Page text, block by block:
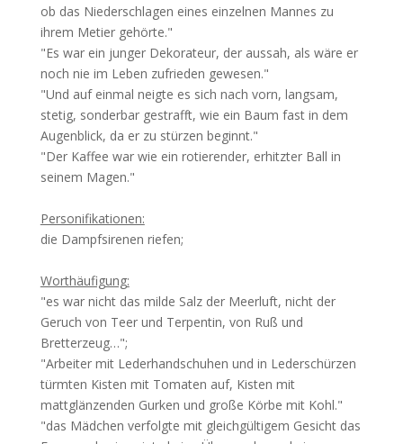
ob das Niederschlagen eines einzelnen Mannes zu
ihrem Metier gehörte."
"Es war ein junger Dekorateur, der aussah, als wäre er
noch nie im Leben zufrieden gewesen."
"Und auf einmal neigte es sich nach vorn, langsam,
stetig, sonderbar gestrafft, wie ein Baum fast in dem
Augenblick, da er zu stürzen beginnt."
"Der Kaffee war wie ein rotierender, erhitzter Ball in
seinem Magen."
Personifikationen:
die Dampfsirenen riefen;
Worthäufigung:
"es war nicht das milde Salz der Meerluft, nicht der
Geruch von Teer und Terpentin, von Ruß und
Bretterzeug…";
"Arbeiter mit Lederhandschuhen und in Lederschürzen
türmten Kisten mit Tomaten auf, Kisten mit
mattglänzenden Gurken und große Körbe mit Kohl."
"das Mädchen verfolgte mit gleichgültigem Gesicht das